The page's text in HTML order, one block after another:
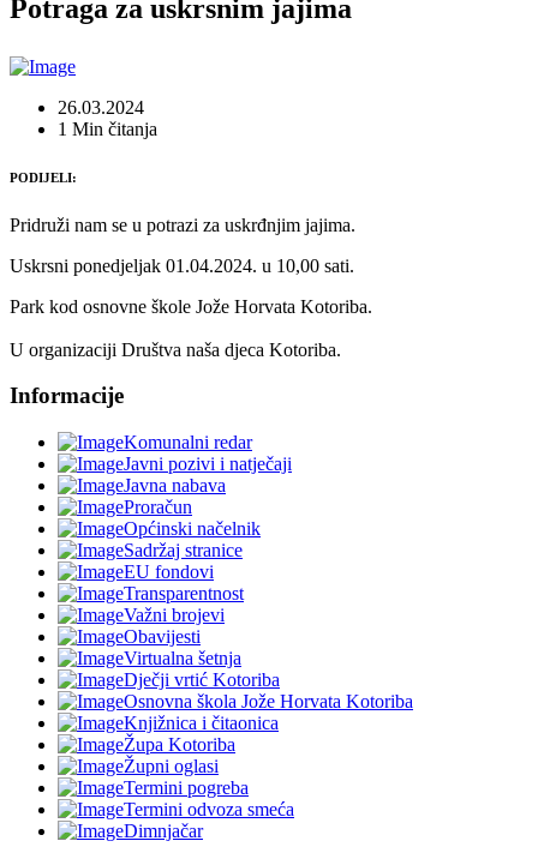
Potraga za uskrsnim jajima
26.03.2024
1 Min čitanja
PODIJELI:
Pridruži nam se u potrazi za uskrđnjim jajima.
Uskrsni ponedjeljak 01.04.2024. u 10,00 sati.
Park kod osnovne škole Jože Horvata Kotoriba.
U organizaciji Društva naša djeca Kotoriba.
Informacije
Komunalni redar
Javni pozivi i natječaji
Javna nabava
Proračun
Općinski načelnik
Sadržaj stranice
EU fondovi
Transparentnost
Važni brojevi
Obavijesti
Virtualna šetnja
Dječji vrtić Kotoriba
Osnovna škola Jože Horvata Kotoriba
Knjižnica i čitaonica
Župa Kotoriba
Župni oglasi
Termini pogreba
Termini odvoza smeća
Dimnjačar